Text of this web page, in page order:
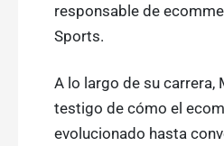
responsable de
Sports.
A lo largo de su carrera,
testigo de cómo el
evolucionado hasta